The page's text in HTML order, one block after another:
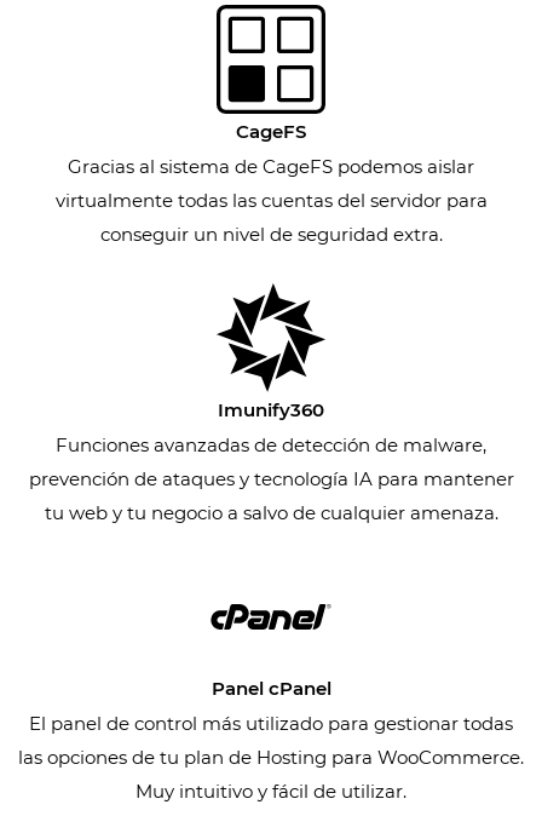
CageFS
Gracias al sistema de CageFS podemos aislar
virtualmente todas las cuentas del servidor para
conseguir un nivel de seguridad extra.
Imunify360
Funciones avanzadas de detección de malware,
prevención de ataques y tecnología IA para mantener
tu web y tu negocio a salvo de cualquier amenaza.
Panel cPanel
El panel de control más utilizado para gestionar todas
las opciones de tu plan de Hosting para WooCommerce.
Muy intuitivo y fácil de utilizar.